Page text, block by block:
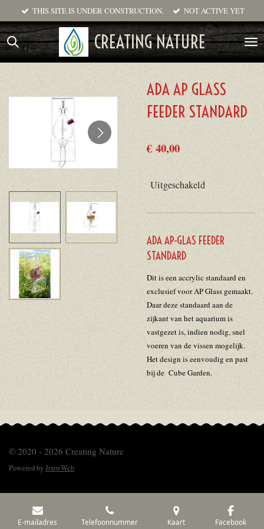
direct
naar
de
CREATING NATURE
THIS SITE IS UNDER CONSTRUCTION. NOT ACTIVE YET
ADA AP GLASS
FEEDER STANDARD
€ 40,00
Uitgeschakeld
ADA AP-GLAS FEEDER
STANDARD
Dit is een accrylic standaard en
exclusief voor AP Glass gemaakt.
Daar deze standaard aan de
zijkant van het aquarium is
vastgezet is, indien nodig, snel
voeren van de vissen mogelijk.
Het design is eenvoudig en past
bij de Cube Garden.
© 2020 - 2026 Creating Nature
Powered byJouwWeb
E-mailadres Telefoonnummer Kaart Facebook